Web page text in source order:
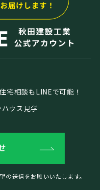
宅相談もLINEで可能！
ウス見学
送信をお願いいたします。